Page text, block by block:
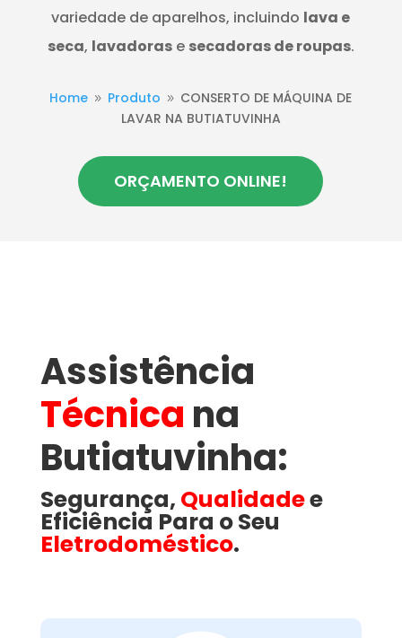
variedade de aparelhos, incluindo lava e
seca, lavadorase secadoras de roupas.
Home 9 Produto 9 CONSERTO DE MÁQUINA DE
LAVAR NA BUTIATUVINHA
ORÇAMENTO ONLINE!
Assistência
Técnica na
Butiatuvinha​:
Segurança, Qualidadee
Eficiência Para o Seu
Eletrodoméstico.